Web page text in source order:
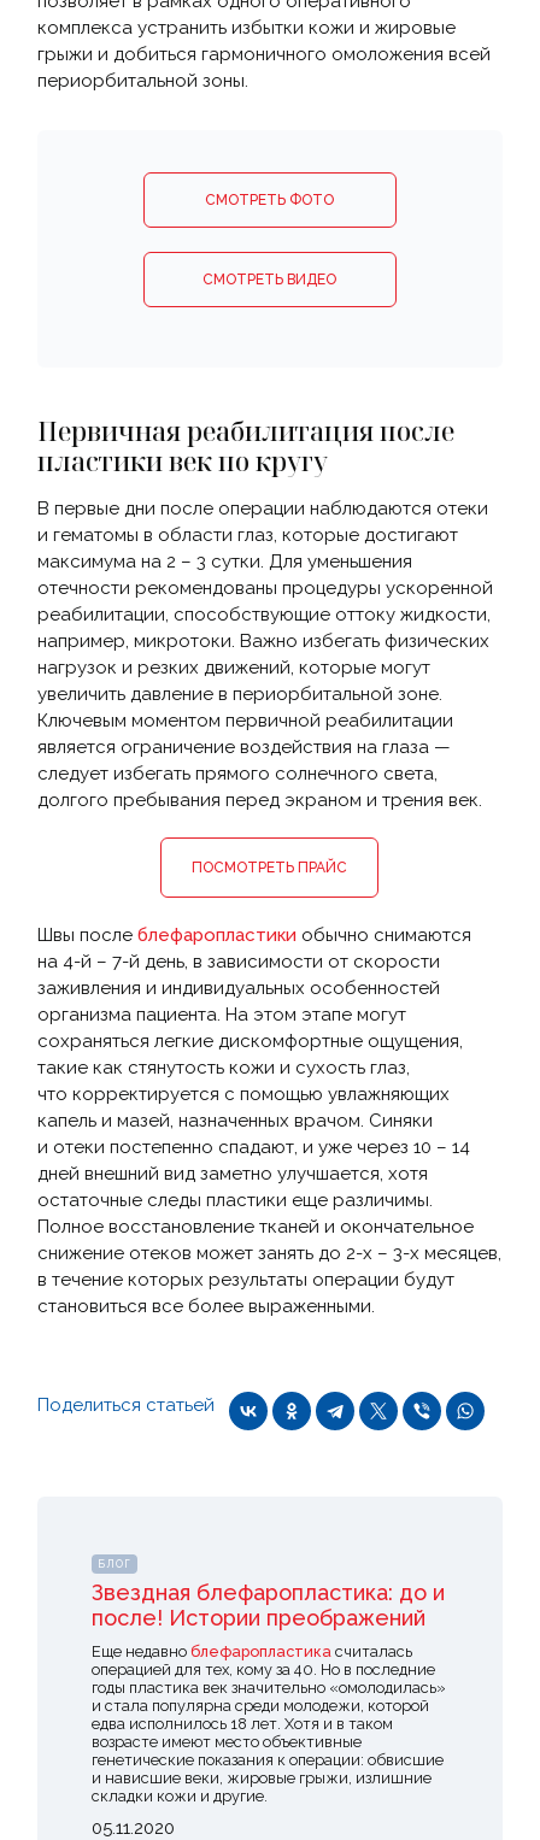
комплекса устранить избытки кожи и жировые
грыжи и добиться гармоничного омоложения всей
периорбитальной зоны.
СМОТРЕТЬ ФОТО
СМОТРЕТЬ ВИДЕО
Первичная реабилитация после
пластики век по кругу
В первые дни после операции наблюдаются отеки
и гематомы в области глаз, которые достигают
максимума на 2 – 3 сутки. Для уменьшения
отечности рекомендованы процедуры ускоренной
реабилитации, способствующие оттоку жидкости,
например, микротоки. Важно избегать физических
нагрузок и резких движений, которые могут
увеличить давление в периорбитальной зоне.
Ключевым моментом первичной реабилитации
является ограничение воздействия на глаза —
следует избегать прямого солнечного света,
долгого пребывания перед экраном и трения век.
ПОСМОТРЕТЬ ПРАЙС
Швы послеблефаропластики обычно снимаются
на 4-й – 7-й день, в зависимости от скорости
заживления и индивидуальных особенностей
организма пациента. На этом этапе могут
сохраняться легкие дискомфортные ощущения,
такие как стянутость кожи и сухость глаз,
что корректируется с помощью увлажняющих
капель и мазей, назначенных врачом. Синяки
и отеки постепенно спадают, и уже через 10 – 14
дней внешний вид заметно улучшается, хотя
остаточные следы пластики еще различимы.
Полное восстановление тканей и окончательное
снижение отеков может занять до 2-х – 3-х месяцев,
в течение которых результаты операции будут
становиться все более выраженными.
Поделиться статьей
БЛОГ
Звездная блефаропластика: до и
после! Истории преображений
Еще недавноблефаропластика считалась
операцией для тех, кому за 40. Но в последние
годы пластика век значительно «омолодилась»
и стала популярна среди молодежи, которой
едва исполнилось 18 лет. Хотя и в таком
возрасте имеют место объективные
генетические показания к операции: обвисшие
и нависшие веки, жировые грыжи, излишние
складки кожи и другие.
05.11.2020